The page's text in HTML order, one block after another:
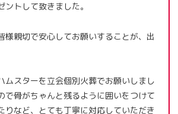
トして致きました。
様親切で安心してお願いすることが、出
ムスターを立会個別火葬でお願いしまし
で骨がちゃんと残るように囲いをつけて
りなど、とても丁寧に対応していただき